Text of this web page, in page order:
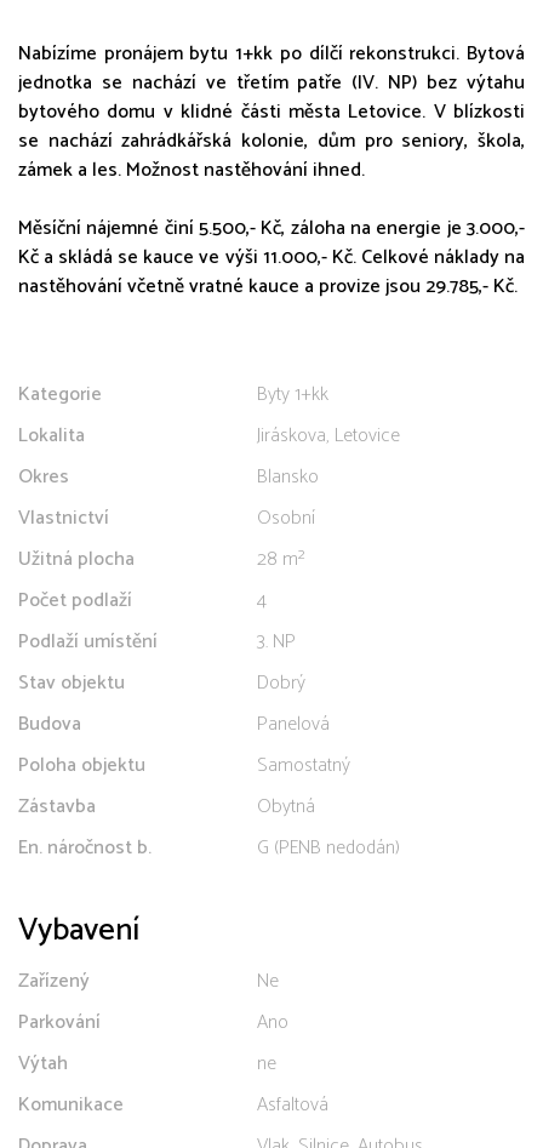
Nabízíme pronájem bytu 1+kk po dílčí rekonstrukci. Bytová
jednotka se nachází ve třetím patře (IV. NP) bez výtahu
bytového domu v klidné části města Letovice. V blízkosti
se nachází zahrádkářská kolonie, dům pro seniory, škola,
zámek a les. Možnost nastěhování ihned.
Měsíční nájemné činí 5.500,- Kč, záloha na energie je 3.000,-
Kč a skládá se kauce ve výši 11.000,- Kč. Celkové náklady na
nastěhování včetně vratné kauce a provize jsou 29.785,- Kč.
Kategorie
Byty 1+kk
Lokalita
Jiráskova, Letovice
Okres
Blansko
Vlastnictví
Osobní
Užitná plocha
28 m²
Počet podlaží
4
Podlaží umístění
3. NP
Stav objektu
Dobrý
Budova
Panelová
Poloha objektu
Samostatný
Zástavba
Obytná
En. náročnost b.
G (PENB nedodán)
Vybavení
Zařízený
Ne
Parkování
Ano
Výtah
ne
Komunikace
Asfaltová